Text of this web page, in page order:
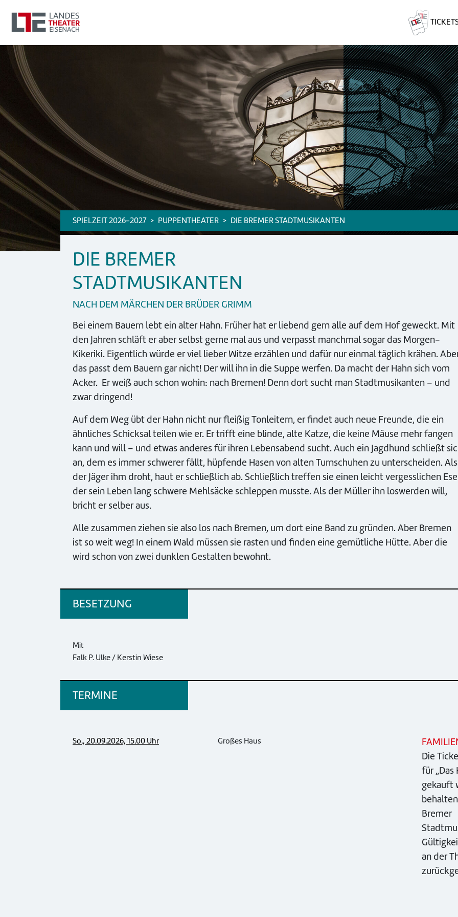
SPIELZEIT 2026-2027 PUPPENTHEATER DIE BREMER STADTMUSIKANTEN
DIE BREMER
STADTMUSIKANTEN
NACH DEM MÄRCHEN DER BRÜDER GRIMM
Bei einem Bauern lebt ein alter Hahn. Früher hat er liebend gern alle auf dem Hof geweckt. Mit
den Jahren schläft er aber selbst gerne mal aus und verpasst manchmal sogar das Morgen-
Kikeriki. Eigentlich würde er viel lieber Witze erzählen und dafür nur einmal täglich krähen.
das passt dem Bauern gar nicht! Der will ihn in die Suppe werfen. Da macht der Hahn sich vom
Acker. Er weiß auch schon wohin: nach Bremen! Denn dort sucht man Stadtmusikanten – und
zwar dringend!
Auf dem Weg übt der Hahn nicht nur fleißig Tonleitern, er findet auch neue Freunde, die ein
ähnliches Schicksal teilen wie er. Er trifft eine blinde, alte Katze, die keine Mäuse mehr fangen
kann und will – und etwas anderes für ihren Lebensabend sucht. Auch ein Jagdhund schließt
an, dem es immer schwerer fällt, hüpfende Hasen von alten Turnschuhen zu unterscheiden. Als
der Jäger ihm droht, haut er schließlich ab. Schließlich treffen sie einen leicht vergesslichen
der sein Leben lang schwere Mehlsäcke schleppen musste. Als der Müller ihn loswerden will,
bricht er selber aus.
Alle zusammen ziehen sie also los nach Bremen, um dort eine Band zu gründen. Aber Bremen
ist so weit weg! In einem Wald müssen sie rasten und finden eine gemütliche Hütte. Aber die
wird schon von zwei dunklen Gestalten bewohnt.
BESETZUNG
Mit
Falk P. Ulke / Kerstin Wiese
TERMINE
So., 20.09.2026, 15.00 Uhr Großes Haus
Die
für „Das
gekauft
Bremer
an der